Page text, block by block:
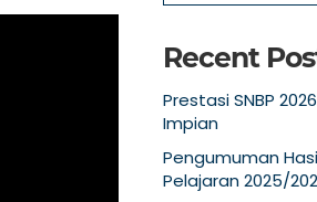
Recent
Prestasi SNBP
Impian
Pengumuman
Pelajaran 2025/